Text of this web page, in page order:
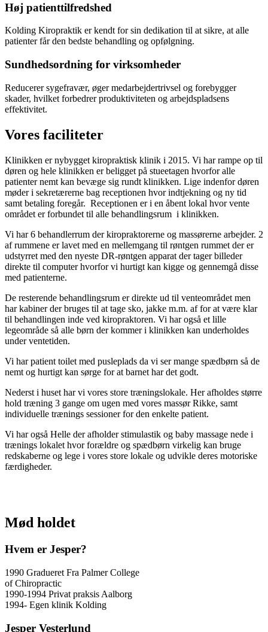
Høj patienttilfredshed
Kolding Kiropraktik er kendt for sin dedikation til at sikre, at alle
patienter får den bedste behandling og opfølgning.
Sundhedsordning for virksomheder
Reducerer sygefravær, øger medarbejdertrivsel og forebygger
skader, hvilket forbedrer produktiviteten og arbejdspladsens
effektivitet.
Vores faciliteter
Klinikken er nybygget kiropraktisk klinik i 2015. Vi har rampe op til
døren og hele klinikken er beligget på stueetagen hvorfor alle
patienter nemt kan bevæge sig rundt klinikken. Lige indenfor døren
møder i sekretærerne bag receptionen hvor indtjekning og ny tid
samt betaling foregår. Receptionen er i en åbent lokal hvor vente
området er forbundet til alle behandlingsrum i klinikken.
Vi har 6 behandlerrum der kiropraktorerne og massørerne arbejder. 2
af rummene er lavet med en mellemgang til røntgen rummet der er
udstyrret med den nyeste DR-røntgen apparat der tager billeder
direkte til computer hvorfor vi hurtigt kan kigge og gennemgå disse
med patienterne.
De resterende behandlingsrum er direkte ud til venteområdet men
har kabiner der bruges til at tage sko, jakke m.m. af for at være klar
til behandlingen inde ved kiropraktoren. Vi har også et lille
legeområde så alle børn der kommer i klinikken kan underholdes
under ventetiden.
Vi har patient toilet med pusleplads da vi ser mange spædbørn så de
nemt og hurtigt kan sørge for at barnet har det godt.
Nederst i huset har vi vores store træningslokale. Her afholdes større
hold træning 3 gange om ugen med vores massør Rikke, samt
individuelle trænings sessioner for den enkelte patient.
Vi har også Helle der afholder stimulastik og baby massage nede i
trænings lokalet hvor forældre og spædbørn virkelig kan bruge
redskaberne og lege i vores store lokale og udvikle deres motoriske
færdigheder.
Mød holdet
Hvem er Jesper?
1990 Gradueret Fra Palmer College
of Chiropractic
1990-1994 Privat praksis Aalborg
1994- Egen klinik Kolding
Jesper Vesterlund